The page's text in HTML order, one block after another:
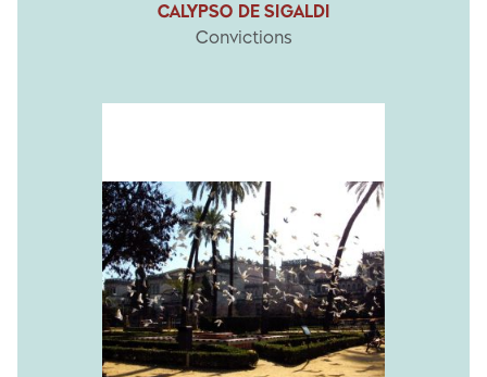
CALYPSO DE SIGALDI
Convictions